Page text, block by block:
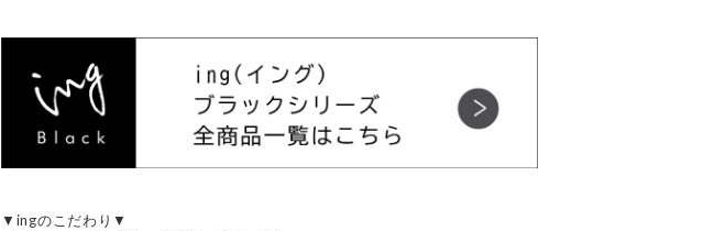
▼ingのこだわり▼